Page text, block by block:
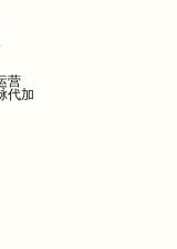
营
代加